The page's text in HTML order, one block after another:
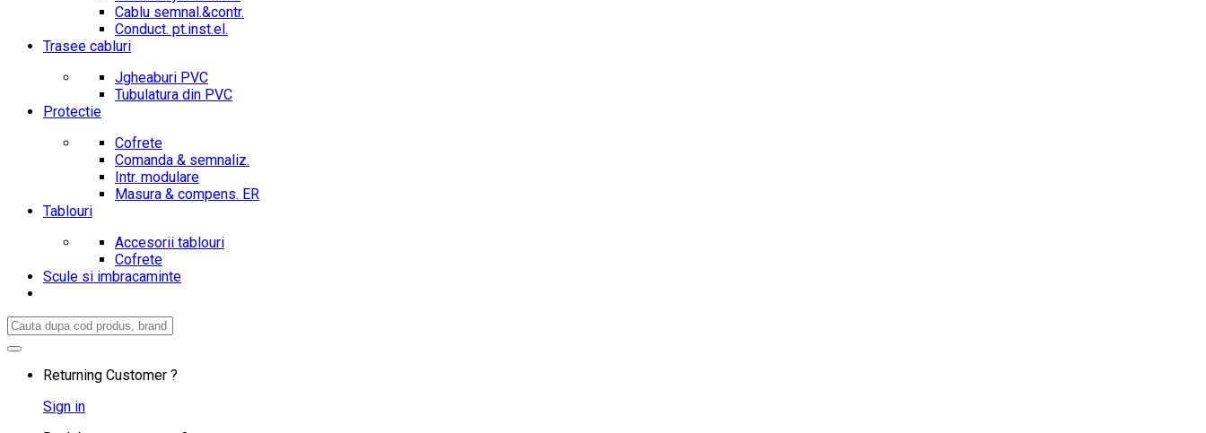
Cablu semnal.&contr.
Conduct. pt.inst.el.
Trasee cabluri
Jgheaburi PVC
Tubulatura din PVC
Protectie
Cofrete
Comanda & semnaliz.
Intr. modulare
Masura & compens. ER
Tablouri
Accesorii tablouri
Cofrete
Scule si imbracaminte
Search
for:
Returning Customer ?
Sign in